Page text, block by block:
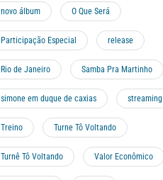
novo álbum O Que Será
Participação Especial release
Rio de Janeiro Samba Pra Martinho
simone em duque de caxias streaming
Treino Turne Tô Voltando
Turnê Tô Voltando Valor Econômico